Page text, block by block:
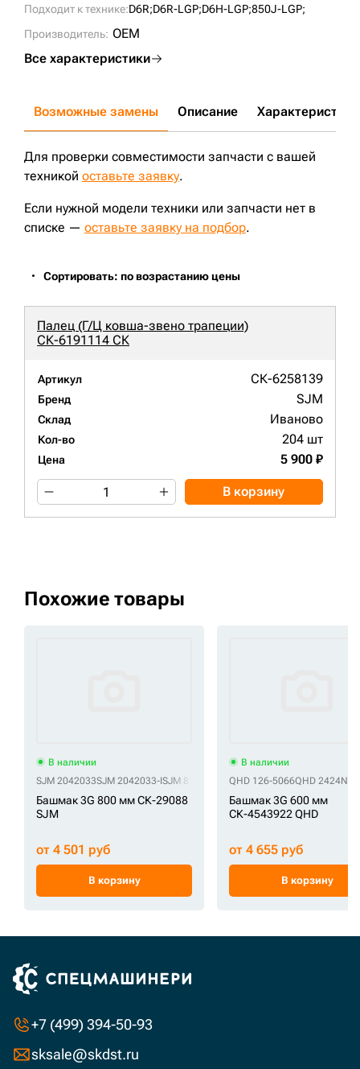
Подходит к технике:D6R;D6R-LGP;D6H-LGP;850J-LGP;
Производитель: OEM
Все характеристики
Возможные замены Описание Характеристики
Для проверки совместимости запчасти с вашей
техникой оставьте заявку.
Если нужной модели техники или запчасти нет в
списке — оставьте заявку на подбор.
Сортировать: по возрастанию цены
Палец (Г/Ц ковша-звено трапеции)
СК-6191114 СК
Артикул СК-6258139
Бренд SJM
Склад Иваново
Кол-во 204 шт
Цена 5 900 ₽
В корзину
Похожие товары
В наличии
SJM 2042033SJM 2042033-ISJM 81N8-25560BG SJM 81N8-26560SJM
Башмак 3G 800 мм СК-29088
SJM
от 4 501 руб
В корзину
В наличии
QHD 126-5066QHD
Башмак 3G 600 мм
СК-4543922 QHD
от 4 655 руб
В корзину
+7 (499) 394-50-93
sksale@skdst.ru